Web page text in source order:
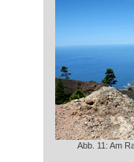
Abb. 11: Am